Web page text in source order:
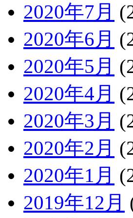
2020年7月
2020年6月
2020年5月
2020年4月
2020年3月
2020年2月
2020年1月
2019年12月